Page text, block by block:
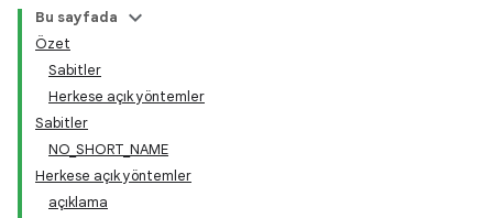
Bu sayfada
Özet
Sabitler
Herkese açık yöntemler
Sabitler
NO_SHORT_NAME
Herkese açık yöntemler
açıklama